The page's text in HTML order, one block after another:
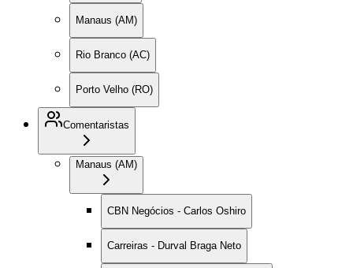
Manaus (AM)
Rio Branco (AC)
Porto Velho (RO)
Comentaristas
Manaus (AM)
CBN Negócios - Carlos Oshiro
Carreiras - Durval Braga Neto